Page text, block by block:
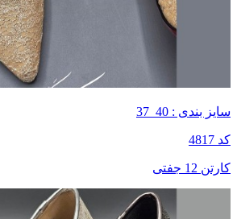
سایز بندی : 40_37
کد 4817
کارتن 12 جفتی